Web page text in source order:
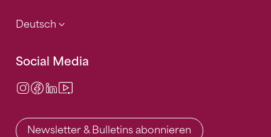
Deutsch
Social Media
Instagram
Facebook
LinkedIn
Newsletter & Bulletins abonnieren